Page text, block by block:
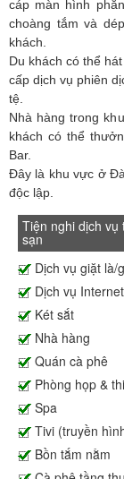
cáp màn hình
choàng tắm và
khách.
Du khách có thể
cấp dịch vụ phiên
tệ.
Nhà hàng trong
khách có thể
Bar.
Đây là khu vực ở
độc lập.
Tiện nghi dịch vụ
sạn
Dịch vụ giặt là/
Dịch vụ Internet
Két sắt
Nhà hàng
Quán cà phê
Phòng họp &
Spa
Tivi (truyền
Bồn tắm nằm